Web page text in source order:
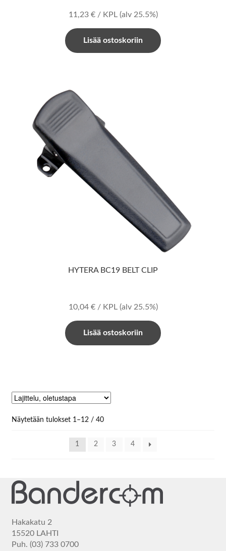
11,23 €/ KPL (alv 25.5%)
Lisää ostoskoriin
HYTERA BC19 BELT CLIP
10,04 €/ KPL (alv 25.5%)
Lisää ostoskoriin
Näytetään tulokset 1–12 / 40
1 2 3 4
Hakakatu 2
15520 LAHTI
Puh. (03) 733 0700